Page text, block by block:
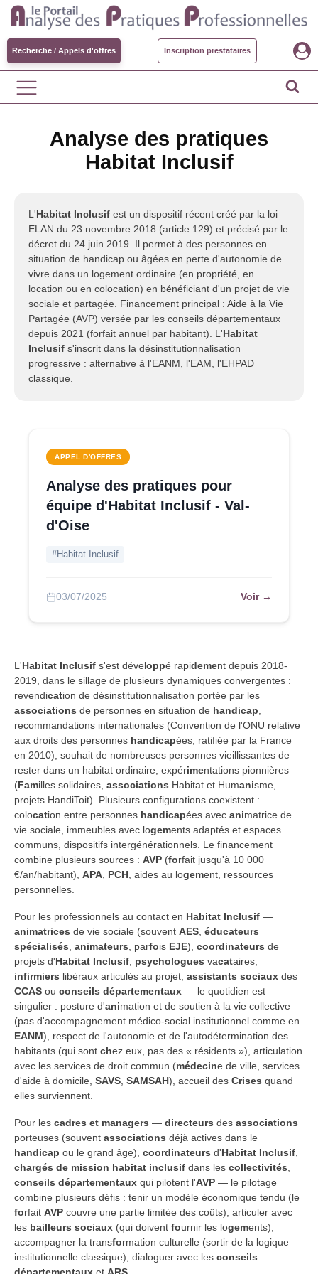
Recherche / Appels d'offres Inscription prestataires
Analyse des pratiques
Habitat Inclusif
L'Habitat Inclusif est un dispositif récent créé par la loi
ELAN du 23 novembre 2018 (article 129) et précisé par le
décret du 24 juin 2019. Il permet à des personnes en
situation de handicap ou âgées en perte d'autonomie de
vivre dans un logement ordinaire (en propriété, en
location ou en colocation) en bénéficiant d'un projet de vie
sociale et partagée. Financement principal : Aide à la Vie
Partagée (AVP) versée par les conseils départementaux
depuis 2021 (forfait annuel par habitant). L'Habitat
Inclusif s'inscrit dans la désinstitutionnalisation
progressive : alternative à l'EANM, l'EAM, l'EHPAD
classique.
APPEL D'OFFRES
Analyse des pratiques pour
équipe d'Habitat Inclusif - Val-
d'Oise
#Habitat Inclusif
03/07/2025 Voir →
L'Habitat Inclusif s'est développé rapidement depuis 2018-
2019, dans le sillage de plusieurs dynamiques convergentes :
revendication de désinstitutionnalisation portée par les
associations de personnes en situation de handicap
recommandations internationales (Convention de l'ONU relative
aux droits des personnes handicapées, ratifiée par la France
en 2010), souhait de nombreuses personnes vieillissantes de
rester dans un habitat ordinaire, expérimentations pionnières
(Familles solidaires, associations Habitat et Humanisme,
projets HandiToit). Plusieurs configurations coexistent :
colocation entre personnes handicapées avec animatrice de
vie sociale, immeubles avec logements adaptés et espaces
communs, dispositifs intergénérationnels. Le financement
combine plusieurs sources : AVP (forfait jusqu'à 10 000
€/an/habitant), APA PCH , aides au logement, ressources
personnelles.
Pour les professionnels au contact en Habitat Inclusif —
animatrices de vie sociale (souvent AES éducateurs
spécialisés animateurs , parfois EJE), coordinateurs de
projets d'Habitat Inclusif psychologues vacataires,
infirmiers libéraux articulés au projet, assistants sociaux des
CCAS ou conseils départementaux — le quotidien est
singulier : posture d'animation et de soutien à la vie collective
(pas d'accompagnement médico-social institutionnel comme en
EANM), respect de l'autonomie et de l'autodétermination des
habitants (qui sont chez eux, pas des « résidents »), articulation
avec les services de droit commun (médecine de ville, services
d'aide à domicile, SAVS SAMSAH), accueil des Crises quand
elles surviennent.
Pour les cadres et managers — directeurs des associations
porteuses (souvent associations déjà actives dans le
handicap ou le grand âge), coordinateurs d'Habitat Inclusif
chargés de mission habitat inclusif dans les collectivités
conseils départementaux qui pilotent l'AVP — le pilotage
combine plusieurs défis : tenir un modèle économique tendu (le
forfait AVP couvre une partie limitée des coûts), articuler avec
les bailleurs sociaux (qui doivent fournir les logements),
accompagner la transformation culturelle (sortir de la logique
institutionnelle classique), dialoguer avec les conseils
départementaux et ARS